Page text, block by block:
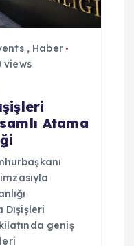
, Haber
views
Atama
geniş